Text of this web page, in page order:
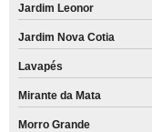
Jardim Leonor
Jardim Nova Cotia
Lavapés
Mirante da Mata
Morro Grande